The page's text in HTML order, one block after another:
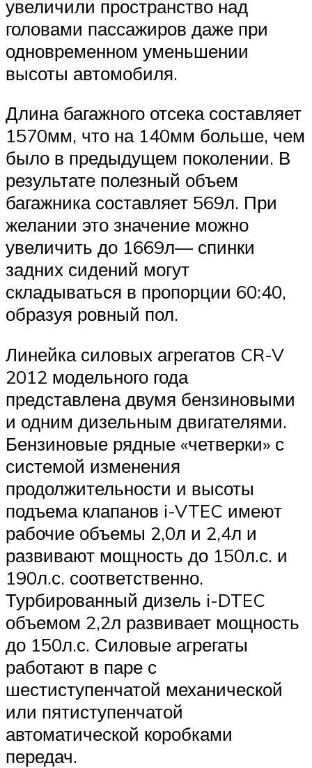
увеличили пространство над
головами пассажиров даже при
одновременном уменьшении
высоты автомобиля.
Длина багажного отсека составляет
1570мм, что на 140мм больше, чем
было в предыдущем поколении. В
результате полезный объем
багажника составляет 569л. При
желании это значение можно
увеличить до 1669л— спинки
задних сидений могут
складываться в пропорции 60:40,
образуя ровный пол.
Линейка силовых агрегатов CR-V
2012 модельного года
представлена двумя бензиновыми
и одним дизельным двигателями.
Бензиновые рядные «четверки» с
системой изменения
продолжительности и высоты
подъема клапанов i-VTEC имеют
рабочие объемы 2,0л и 2,4л и
развивают мощность до 150л.с. и
190л.с. соответственно.
Турбированный дизель i-DTEC
объемом 2,2л развивает мощность
до 150л.с. Силовые агрегаты
работают в паре с
шестиступенчатой механической
или пятиступенчатой
автоматической коробками
передач.